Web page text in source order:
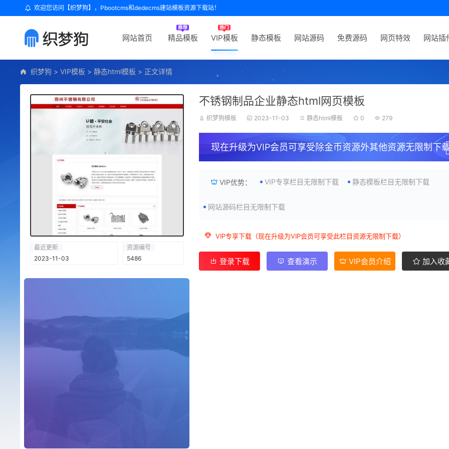
欢迎您访问【织梦狗】，Pbootcms和dedecms建站模板资源下载站！
网站首页 精品模板 VIP模板 静态模板 网站源码 免费源码 网页特效 网站插
织梦狗 > VIP模板 > 静态html模板 > 正文详情
最近更新
2023-11-03
资源编号
5486
不锈钢制品企业静态html网页模板
织梦狗模板 2023-11-03 静态html模板 0 279
现在升级为VIP会员可享受除金币资源外其他资源无限制下
VIP优势： VIP专享栏目无限制下载 静态模板栏目无限制下载
网站源码栏目无限制下载
VIP专享下载（现在升级为VIP会员可享受此栏目资源无限制下载）
登录下载 查看演示 VIP会员介绍 加入收